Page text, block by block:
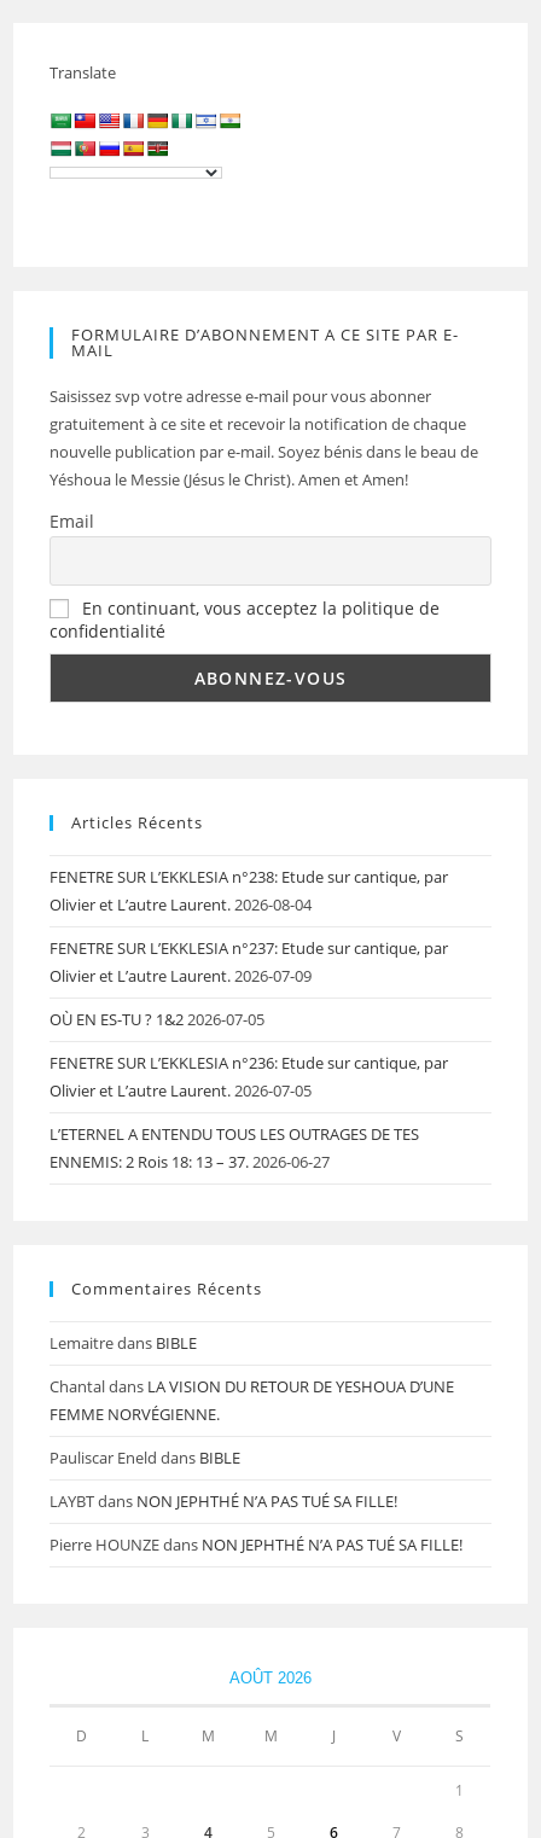
Translate
FORMULAIRE D’ABONNEMENT A CE SITE PAR E-
MAIL
Saisissez svp votre adresse e-mail pour vous abonner
gratuitement à ce site et recevoir la notification de chaque
nouvelle publication par e-mail. Soyez bénis dans le beau de
Yéshoua le Messie (Jésus le Christ). Amen et Amen!
Email
En continuant, vous acceptez la politique de
confidentialité
Articles Récents
FENETRE SUR L’EKKLESIA n°238: Etude sur cantique, par
Olivier et L’autre Laurent.2026-08-04
FENETRE SUR L’EKKLESIA n°237: Etude sur cantique, par
Olivier et L’autre Laurent.2026-07-09
OÙ EN ES-TU ? 1&22026-07-05
FENETRE SUR L’EKKLESIA n°236: Etude sur cantique, par
Olivier et L’autre Laurent.2026-07-05
L’ETERNEL A ENTENDU TOUS LES OUTRAGES DE TES
ENNEMIS: 2 Rois 18: 13 – 37.2026-06-27
Commentaires Récents
Lemaitredans BIBLE
Chantaldans LA VISION DU RETOUR DE YESHOUA D’UNE
FEMME NORVÉGIENNE.
Pauliscar Eneld dans BIBLE
LAYBTdans NON JEPHTHÉ N’A PAS TUÉ SA FILLE!
Pierre HOUNZEdans NON JEPHTHÉ N’A PAS TUÉ SA FILLE!
AOÛT 2026
D L M M J V S
1
2 3 4 5 6 7 8